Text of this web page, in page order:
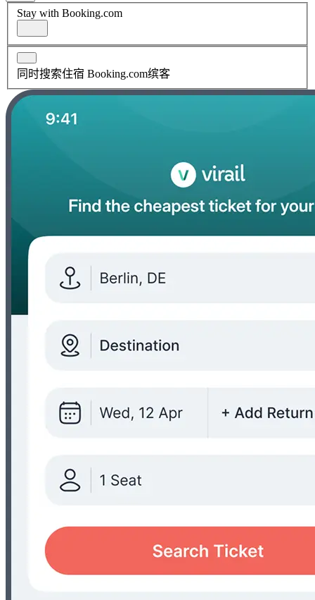
Stay with Booking.com
同时搜索住宿 Booking.com缤客